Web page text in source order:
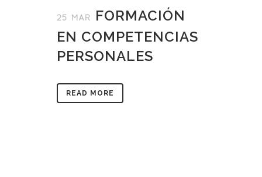
25 MAR
FORMACIÓN
EN COMPETENCIAS
PERSONALES
READ MORE